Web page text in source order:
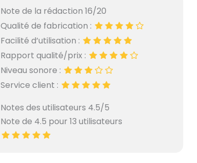
Note de la rédaction 16/20
Qualité de fabrication :
Facilité d’utilisation :
Rapport qualité/prix :
Niveau sonore :
Service client :
Notes des utilisateurs 4.5/5
Note de 4.5 pour 13 utilisateurs